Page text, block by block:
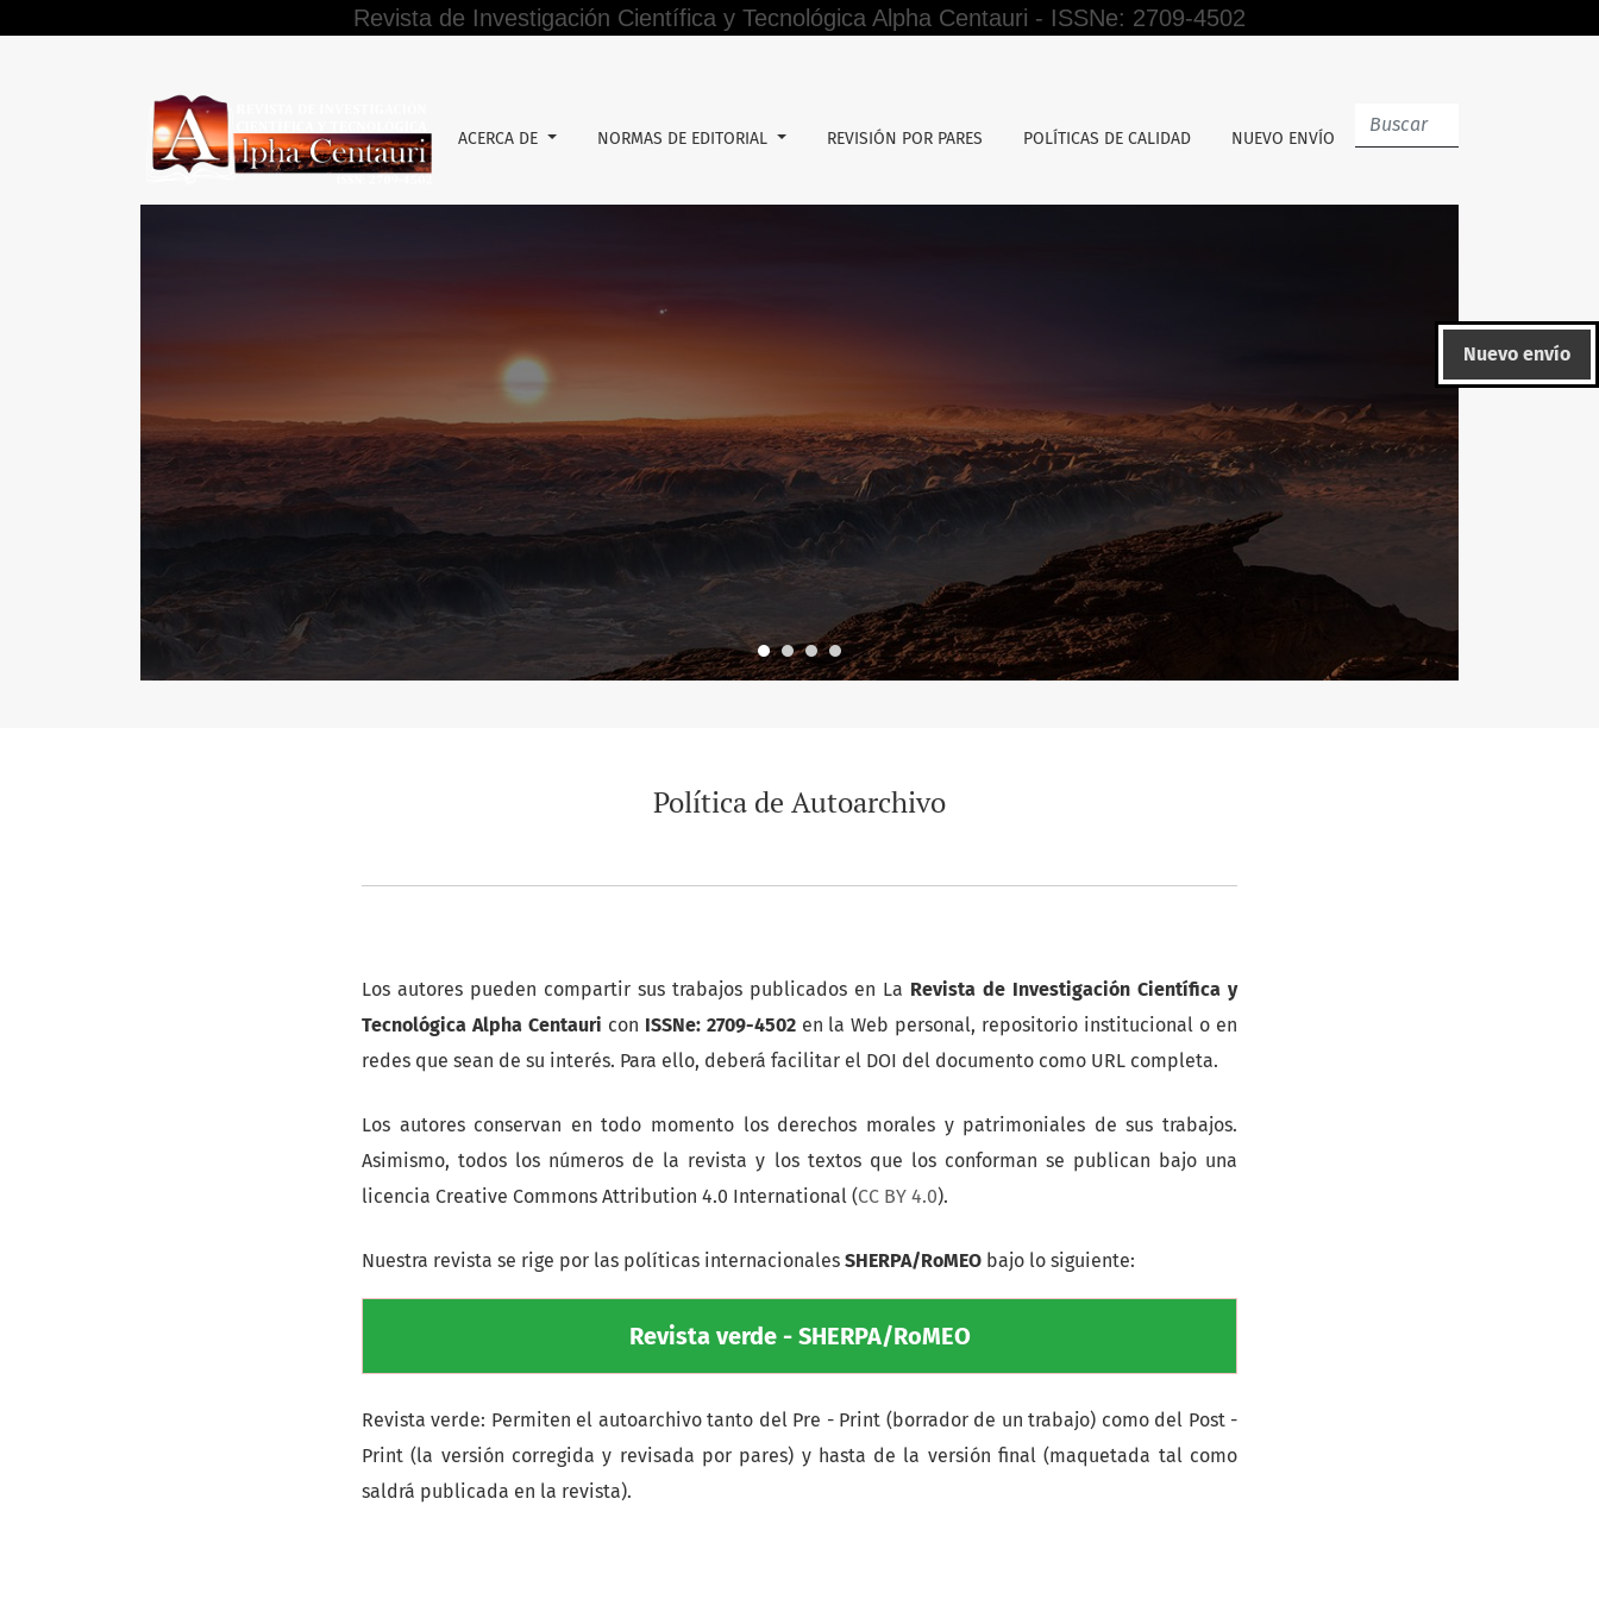
Revista de Investigación Científica y Tecnológica Alpha Centauri - ISSNe: 2709-4502
Política de Autoarchivo
ACERCA DE NORMAS DE EDITORIAL REVISIÓN POR PARES POLÍTICAS DE CALIDAD NUEVO ENVÍO
Nuevo envío
Política de Autoarchivo
Los autores pueden compartir sus trabajos publicados en La Revista de Investigación Científica y
Tecnológica Alpha Centauri con ISSNe: 2709-4502 en la Web personal, repositorio institucional o en
redes que sean de su interés. Para ello, deberá facilitar el DOI del documento como URL completa.
Los autores conservan en todo momento los derechos morales y patrimoniales de sus trabajos.
Asimismo, todos los números de la revista y los textos que los conforman se publican bajo una
licencia Creative Commons Attribution 4.0 International (CC BY 4.0).
Nuestra revista se rige por las políticas internacionales SHERPA/RoMEO bajo lo siguiente:
Revista verde - SHERPA/RoMEO
Revista verde: Permiten el autoarchivo tanto del Pre - Print (borrador de un trabajo) como del Post -
Print (la versión corregida y revisada por pares) y hasta de la versión final (maquetada tal como
saldrá publicada en la revista).